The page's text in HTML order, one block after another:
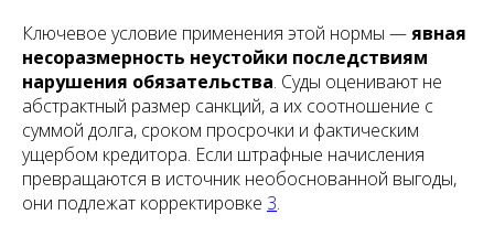
Ключевое условие применения этой нормы —явная
несоразмерность неустойки последствиям
нарушения обязательства. Суды оценивают не
абстрактный размер санкций, а их соотношение с
суммой долга, сроком просрочки и фактическим
ущербом кредитора. Если штрафные начисления
превращаются в источник необоснованной выгоды,
они подлежат корректировке 3.